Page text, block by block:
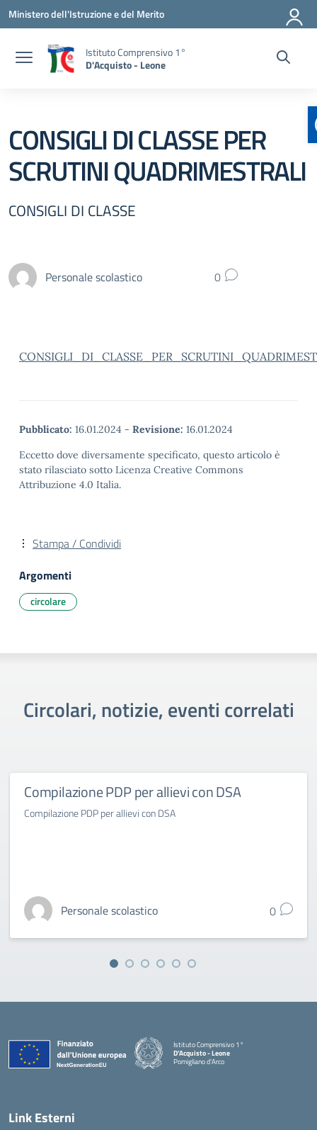
Vai ai contenuti
Vai al menu di navigazione
Vai al footer
Ministero dell'Istruzione e del Merito
Istituto Comprensivo 1°
D'Acquisto - Leone
CONSIGLI DI CLASSE PER
SCRUTINI QUADRIMESTRALI
CONSIGLI DI CLASSE
Personale scolastico 0
Pubblicato: 16.01.2024 - Revisione: 16.01.2024
Eccetto dove diversamente specificato, questo articolo è
stato rilasciato sotto Licenza Creative Commons
Attribuzione 4.0 Italia.
Stampa / Condividi
Argomenti
circolare
Circolari, notizie, eventi correlati
Compilazione PDP per allievi con DSA
Compilazione PDP per allievi con DSA
Personale scolastico 0
Istituto Comprensivo 1°
D'Acquisto - Leone
Pomigliano d'Arco
— Visita la pagina iniziale della scuola
Link Esterni